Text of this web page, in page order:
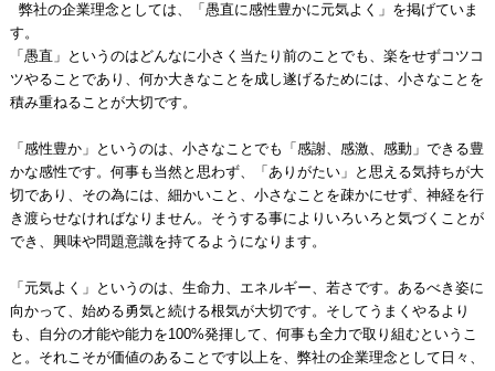
弊社の企業理念としては、「愚直に感性豊かに元気よく」を掲げていま
す。
「愚直」というのはどんなに小さく当たり前のことでも、楽をせずコツコ
ツやることであり、何か大きなことを成し遂げるためには、小さなことを
積み重ねることが大切です。
「感性豊か」というのは、小さなことでも「感謝、感激、感動」できる豊
かな感性です。何事も当然と思わず、「ありがたい」と思える気持ちが大
切であり、その為には、細かいこと、小さなことを疎かにせず、神経を行
き渡らせなければなりません。そうする事によりいろいろと気づくことが
でき、興味や問題意識を持てるようになります。
「元気よく」というのは、生命力、エネルギー、若さです。あるべき姿に
向かって、始める勇気と続ける根気が大切です。そしてうまくやるより
も、自分の才能や能力を100%発揮して、何事も全力で取り組むというこ
と。それこそが価値のあることです以上を、弊社の企業理念として日々、